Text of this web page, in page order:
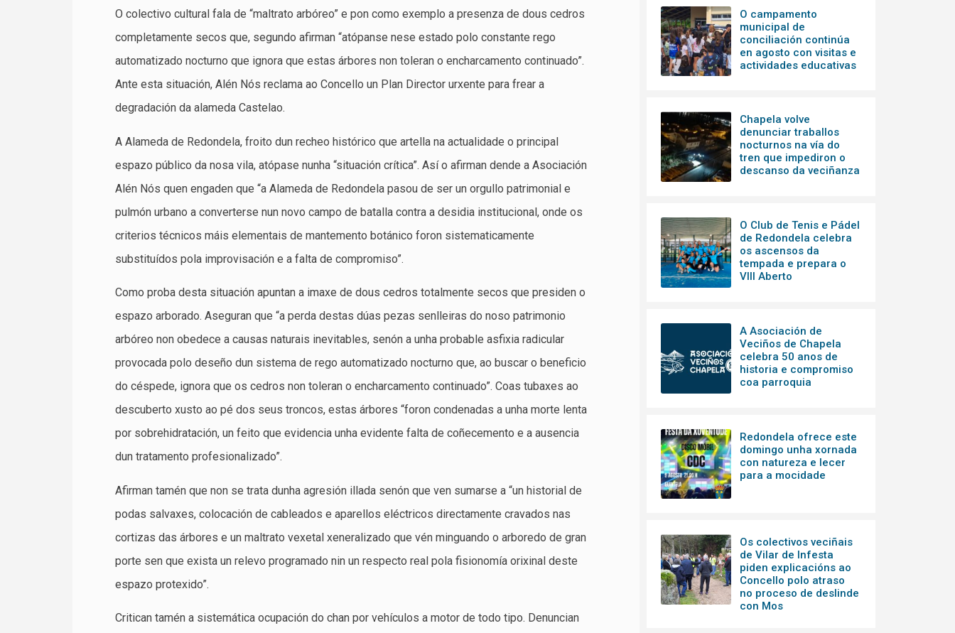
O colectivo cultural fala de “maltrato arbóreo” e pon como exemplo a presenza de dous cedros
completamente secos que, segundo afirman “atópanse nese estado polo constante rego
automatizado nocturno que ignora que estas árbores non toleran o encharcamento continuado”.
Ante esta situación, Alén Nós reclama ao Concello un Plan Director urxente para frear a
degradación da alameda Castelao.
A Alameda de Redondela, froito dun recheo histórico que artella na actualidade o principal
espazo público da nosa vila, atópase nunha “situación crítica”. Así o afirman dende a Asociación
Alén Nós quen engaden que “a Alameda de Redondela pasou de ser un orgullo patrimonial e
pulmón urbano a converterse nun novo campo de batalla contra a desidia institucional, onde os
criterios técnicos máis elementais de mantemento botánico foron sistematicamente
substituídos pola improvisación e a falta de compromiso”.
Como proba desta situación apuntan a imaxe de dous cedros totalmente secos que presiden o
espazo arborado. Aseguran que “a perda destas dúas pezas senlleiras do noso patrimonio
arbóreo non obedece a causas naturais inevitables, senón a unha probable asfixia radicular
provocada polo deseño dun sistema de rego automatizado nocturno que, ao buscar o beneficio
do céspede, ignora que os cedros non toleran o encharcamento continuado”. Coas tubaxes ao
descuberto xusto ao pé dos seus troncos, estas árbores “foron condenadas a unha morte lenta
por sobrehidratación, un feito que evidencia unha evidente falta de coñecemento e a ausencia
dun tratamento profesionalizado”.
Afirman tamén que non se trata dunha agresión illada senón que ven sumarse a “un historial de
podas salvaxes, colocación de cableados e aparellos eléctricos directamente cravados nas
cortizas das árbores e un maltrato vexetal xeneralizado que vén minguando o arboredo de gran
porte sen que exista un relevo programado nin un respecto real pola fisionomía orixinal deste
espazo protexido”.
Critican tamén a sistemática ocupación do chan por vehículos a motor de todo tipo. Denuncian
O campamento
municipal de
conciliación continúa
en agosto con visitas e
actividades educativas
Chapela volve
denunciar traballos
nocturnos na vía do
tren que impediron o
descanso da veciñanza
O Club de Tenis e Pádel
de Redondela celebra
os ascensos da
tempada e prepara o
VIII Aberto
A Asociación de
Veciños de Chapela
celebra 50 anos de
historia e compromiso
coa parroquia
Redondela ofrece este
domingo unha xornada
con natureza e lecer
para a mocidade
Os colectivos veciñais
de Vilar de Infesta
piden explicacións ao
Concello polo atraso
no proceso de deslinde
con Mos